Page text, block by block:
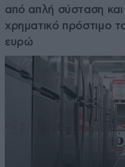
από απλή σύσταση
χρηματικό πρόστιμο
ευρώ